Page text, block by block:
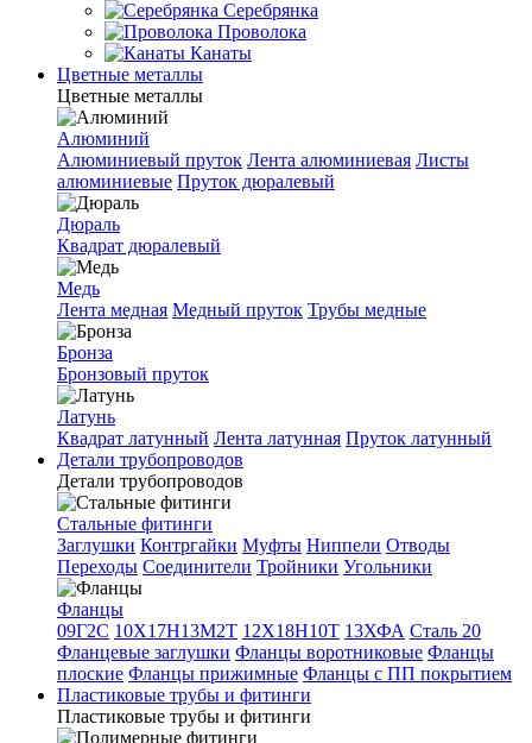
Серебрянка
Проволока
Канаты
Цветные металлы
Цветные металлы
Алюминий
Алюминиевый пруток Лента алюминиевая Листы
алюминиевые Пруток дюралевый
Дюраль
Квадрат дюралевый
Медь
Лента медная Медный пруток Трубы медные
Бронза
Бронзовый пруток
Латунь
Квадрат латунный Лента латунная Пруток латунный
Детали трубопроводов
Детали трубопроводов
Стальные фитинги
Заглушки Контргайки Муфты Ниппели Отводы
Переходы Соединители Тройники Угольники
Фланцы
09Г2С 10Х17Н13М2Т 12Х18Н10Т 13ХФА Сталь 20
Фланцевые заглушки Фланцы воротниковые Фланцы
плоские Фланцы прижимные Фланцы с ПП покрытием
Пластиковые трубы и фитинги
Пластиковые трубы и фитинги